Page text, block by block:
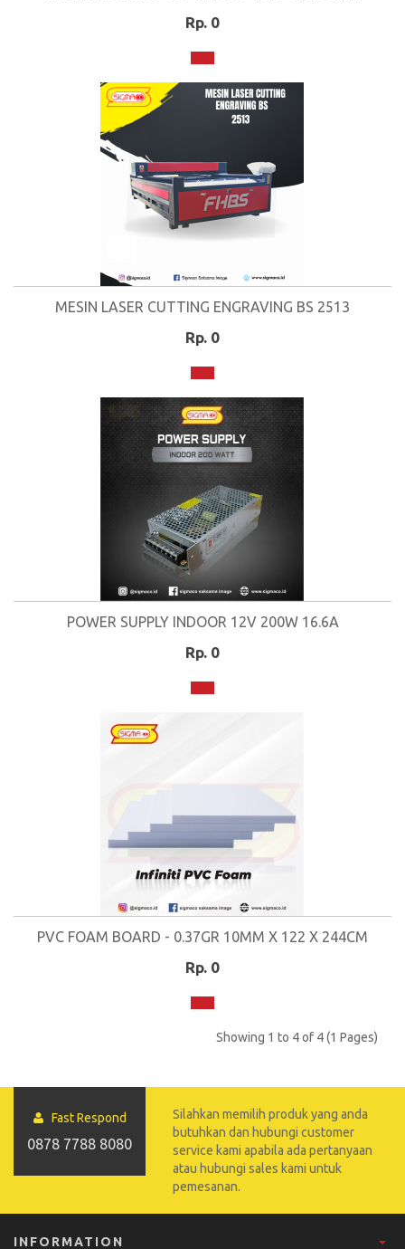
Rp. 0
MESIN LASER CUTTING ENGRAVING BS 2513
Rp. 0
POWER SUPPLY INDOOR 12V 200W 16.6A
Rp. 0
PVC FOAM BOARD - 0.37GR 10MM X 122 X 244CM
Rp. 0
Showing 1 to 4 of 4 (1 Pages)
Fast Respond
0878 7788 8080
Silahkan memilih produk yang anda
butuhkan dan hubungi customer
service kami apabila ada pertanyaan
atau hubungi sales kami untuk
pemesanan.
INFORMATION